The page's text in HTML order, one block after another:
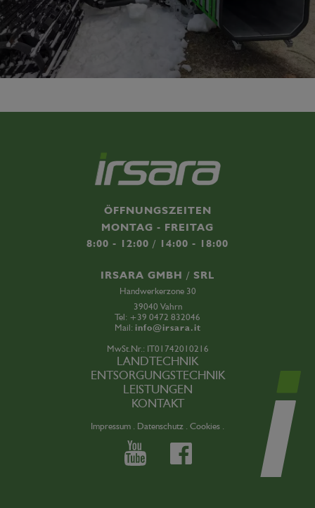
ÖFFNUNGSZEITEN
MONTAG - FREITAG
8:00 - 12:00 / 14:00 - 18:00
IRSARA GMBH / SRL
Handwerkerzone 30
39040 Vahrn
Tel: +39 0472 832046
Mail: info@irsara.it
MwSt.Nr.: IT01742010216
LANDTECHNIK
ENTSORGUNGSTECHNIK
LEISTUNGEN
KONTAKT
Impressum . Datenschutz . Cookies .